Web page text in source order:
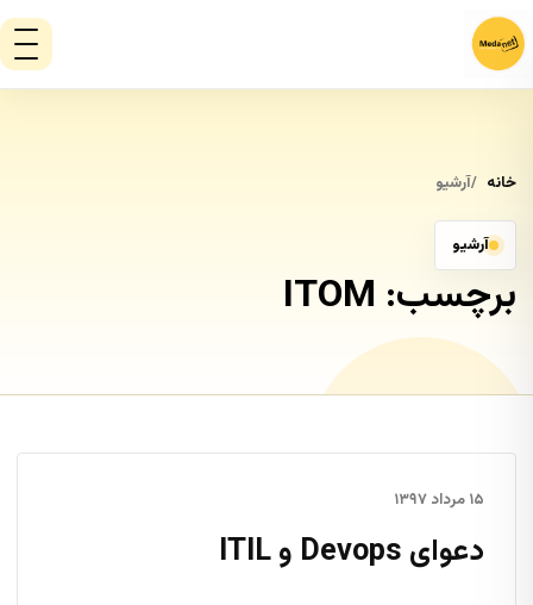
خانه آرشیو
آرشیو
برچسب: ITOM
۱۵ مرداد ۱۳۹۷
دعوای Devops و ITIL